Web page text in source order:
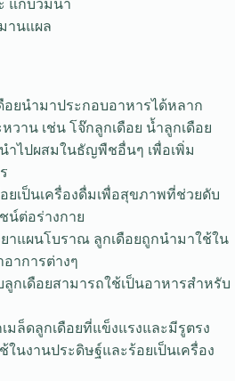
แก้บวมน้ำ
านแผล
อยนำมาประกอบอาหารได้หลาก
วาน เช่น โจ๊กลูกเดือย น้ำลูกเดือย
ำไปผสมในธัญพืชอื่นๆ เพื่อเพิ่ม
ยเป็นเครื่องดื่มเพื่อสุขภาพที่ช่วยดับ
น์ต่อร่างกาย
าแผนโบราณ ลูกเดือยถูกนำมาใช้ใน
าการต่างๆ
กเดือยสามารถใช้เป็นอาหารสำหรับ
เมล็ดลูกเดือยที่แข็งแรงและมีรูตรง
ในงานประดิษฐ์และร้อยเป็นเครื่อง